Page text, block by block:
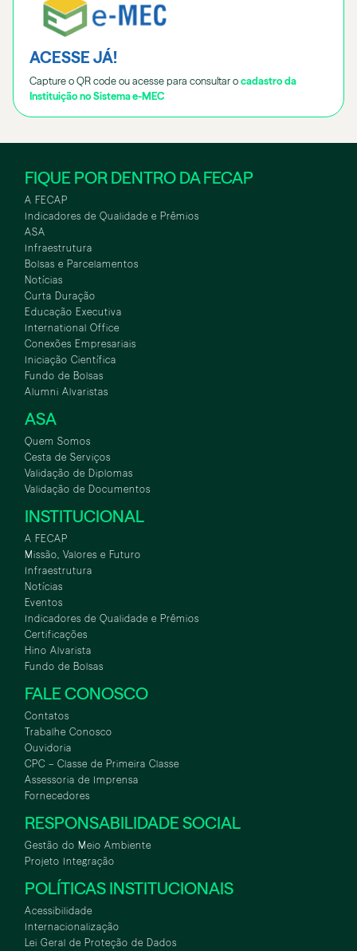
ACESSE JÁ!
Capture o QR code ou acesse para consultar o cadastro da
Instituição no Sistema e-MEC
FIQUE POR DENTRO DA FECAP
A FECAP
Indicadores de Qualidade e Prêmios
ASA
Infraestrutura
Bolsas e Parcelamentos
Notícias
Curta Duração
Educação Executiva
International Office
Conexões Empresariais
Iniciação Científica
Fundo de Bolsas
Alumni Alvaristas
ASA
Quem Somos
Cesta de Serviços
Validação de Diplomas
Validação de Documentos
INSTITUCIONAL
A FECAP
Missão, Valores e Futuro
Infraestrutura
Notícias
Eventos
Indicadores de Qualidade e Prêmios
Certificações
Hino Alvarista
Fundo de Bolsas
FALE CONOSCO
Contatos
Trabalhe Conosco
Ouvidoria
CPC – Classe de Primeira Classe
Assessoria de Imprensa
Fornecedores
RESPONSABILIDADE SOCIAL
Gestão do Meio Ambiente
Projeto Integração
POLÍTICAS INSTITUCIONAIS
Acessibilidade
Internacionalização
Lei Geral de Proteção de Dados